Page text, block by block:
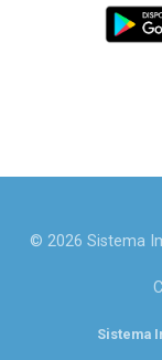
© 2026 Sistema
Sistema